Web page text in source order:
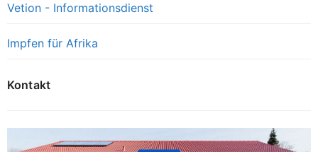
Vetion - Informationsdienst
Impfen für Afrika
Kontakt